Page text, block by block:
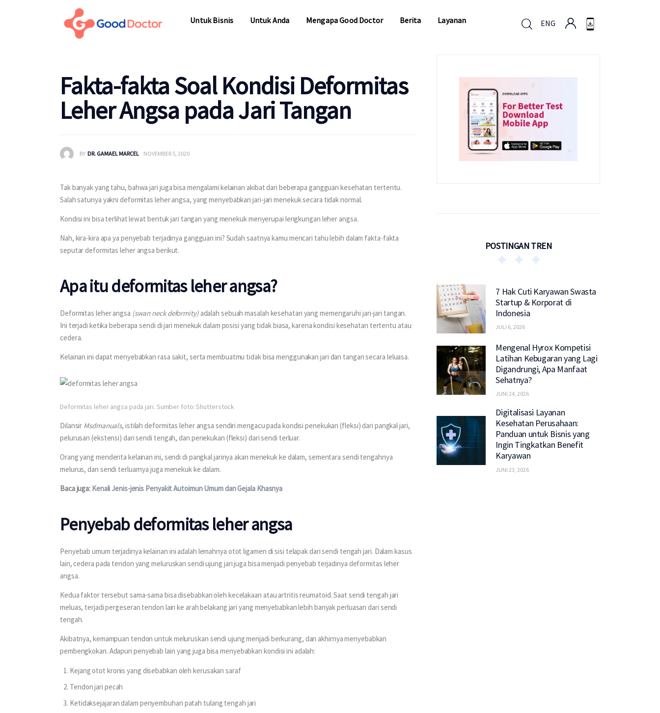
Untuk Bisnis Untuk Anda Mengapa Good Doctor Berita Layanan ENG
Fakta-fakta Soal Kondisi Deformitas
Leher Angsa pada Jari Tangan
BY DR. GAMAEL MARCEL NOVEMBER 5, 2020
Tak banyak yang tahu, bahwa jari juga bisa mengalami kelainan akibat dari beberapa gangguan kesehatan tertentu.
Salah satunya yakni deformitas leher angsa, yang menyebabkan jari-jari menekuk secara tidak normal.
Kondisi ini bisa terlihat lewat bentuk jari tangan yang menekuk menyerupai lengkungan leher angsa.
Nah, kira-kira apa ya penyebab terjadinya gangguan ini? Sudah saatnya kamu mencari tahu lebih dalam fakta-fakta
seputar deformitas leher angsa berikut.
Apa itu deformitas leher angsa?
Deformitas leher angsa (swan neck deformity) adalah sebuah masalah kesehatan yang memengaruhi jari-jari tangan.
Ini terjadi ketika beberapa sendi di jari menekuk dalam posisi yang tidak biasa, karena kondisi kesehatan tertentu atau
cedera.
Kelainan ini dapat menyebabkan rasa sakit, serta membuatmu tidak bisa menggunakan jari dan tangan secara leluasa.
Deformitas leher angsa pada jari. Sumber foto: Shutterstock
Dilansir Msdmanuals, istilah deformitas leher angsa sendiri mengacu pada kondisi penekukan (fleksi) dari pangkal jari,
pelurusan (ekstensi) dari sendi tengah, dan penekukan (fleksi) dari sendi terluar.
Orang yang menderita kelainan ini, sendi di pangkal jarinya akan menekuk ke dalam, sementara sendi tengahnya
melurus, dan sendi terluarnya juga menekuk ke dalam.
Baca juga: Kenali Jenis-jenis Penyakit Autoimun Umum dan Gejala Khasnya
Penyebab deformitas leher angsa
Penyebab umum terjadinya kelainan ini adalah lemahnya otot ligamen di sisi telapak dari sendi tengah jari. Dalam kasus
lain, cedera pada tendon yang meluruskan sendi ujung jari juga bisa menjadi penyebab terjadinya deformitas leher
angsa.
Kedua faktor tersebut sama-sama bisa disebabkan oleh kecelakaan atau artritis reumatoid. Saat sendi tengah jari
meluas, terjadi pergeseran tendon lain ke arah belakang jari yang menyebabkan lebih banyak perluasan dari sendi
tengah.
Akibatnya, kemampuan tendon untuk meluruskan sendi ujung menjadi berkurang, dan akhirnya menyebabkan
pembengkokan. Adapun penyebab lain yang juga bisa menyebabkan kondisi ini adalah:
Kejang otot kronis yang disebabkan oleh kerusakan saraf
Tendon jari pecah
Ketidaksejajaran dalam penyembuhan patah tulang tengah jari
POSTINGAN TREN
7 Hak Cuti Karyawan Swasta
Startup & Korporat di
Indonesia
JULI 6, 2026
Mengenal Hyrox Kompetisi
Latihan Kebugaran yang Lagi
Digandrungi, Apa Manfaat
Sehatnya?
JUNI 24, 2026
Digitalisasi Layanan
Kesehatan Perusahaan:
Panduan untuk Bisnis yang
Ingin Tingkatkan Benefit
Karyawan
JUNI 23, 2026